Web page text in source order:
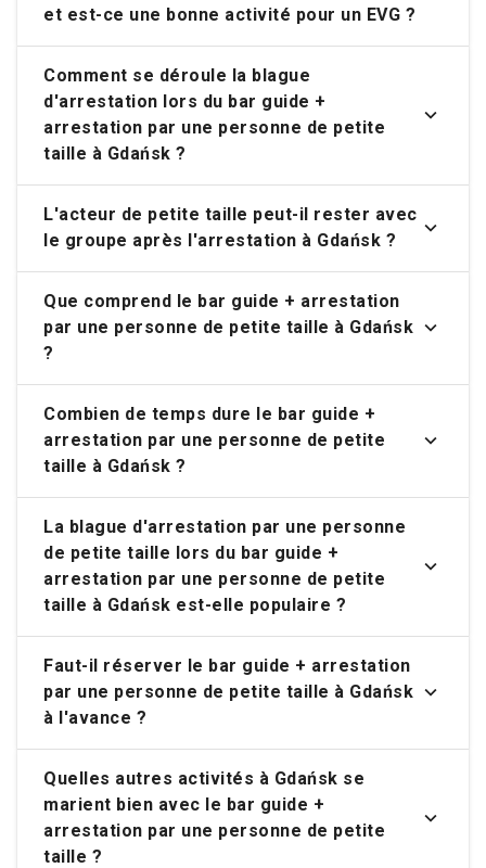
et est-ce une bonne activité pour un EVG ?
Comment se déroule la blague
d'arrestation lors du bar guide +
arrestation par une personne de petite
taille à Gdańsk ?
L'acteur de petite taille peut-il rester avec
le groupe après l'arrestation à Gdańsk ?
Que comprend le bar guide + arrestation
par une personne de petite taille à Gdańsk
?
Combien de temps dure le bar guide +
arrestation par une personne de petite
taille à Gdańsk ?
La blague d'arrestation par une personne
de petite taille lors du bar guide +
arrestation par une personne de petite
taille à Gdańsk est-elle populaire ?
Faut-il réserver le bar guide + arrestation
par une personne de petite taille à Gdańsk
à l'avance ?
Quelles autres activités à Gdańsk se
marient bien avec le bar guide +
arrestation par une personne de petite
taille ?